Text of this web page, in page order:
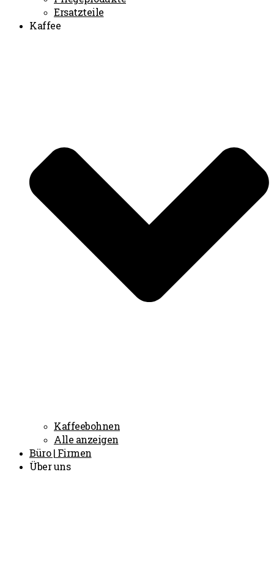
Ersatzteile
Kaffee
Kaffeebohnen
Alle anzeigen
Büro | Firmen
Über uns